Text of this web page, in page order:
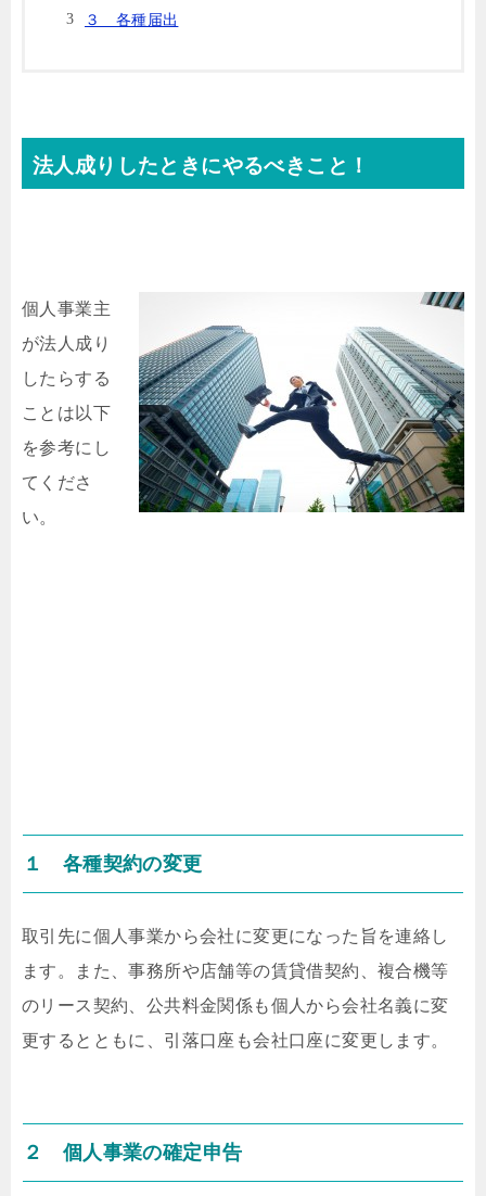
３ 各種届出
法人成りしたときにやるべきこと！
個人 事業主
が法人成り
したらする
ことは以下
を参考にし
てくださ
い。
１ 各種契約の変更
取引先に個人事業から会社に変更になった旨を連絡し
ます。また、事務所や店舗等の賃貸借契約、複合機等
のリース契約、公共料金関係も個人から会社名義に変
更するとともに、引落口座も会社口座に変更します。
２ 個人事業の確定申告